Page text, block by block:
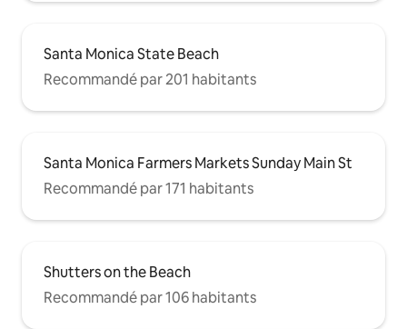
Santa Monica State Beach
Recommandé par 201 habitants
Santa Monica Farmers Markets Sunday Main St
Recommandé par 171 habitants
Shutters on the Beach
Recommandé par 106 habitants